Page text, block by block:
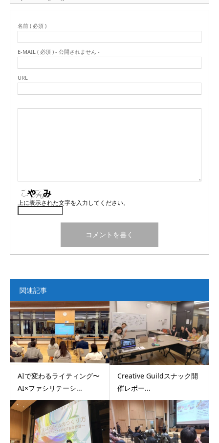
名前 ( 必須 )
E-MAIL ( 必須 ) - 公開されません -
URL
上に表示された文字を入力してください。
関連記事
AIで変わるライティング〜
AI×ファシリテーシ...
Creative Guildスナック開
催レポー...